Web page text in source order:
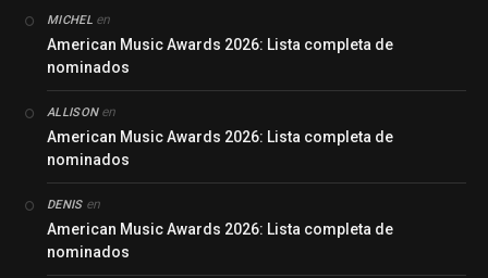
MICHEL en
American Music Awards 2026: Lista completa de
nominados
ALLISONen
American Music Awards 2026: Lista completa de
nominados
DENISen
American Music Awards 2026: Lista completa de
nominados